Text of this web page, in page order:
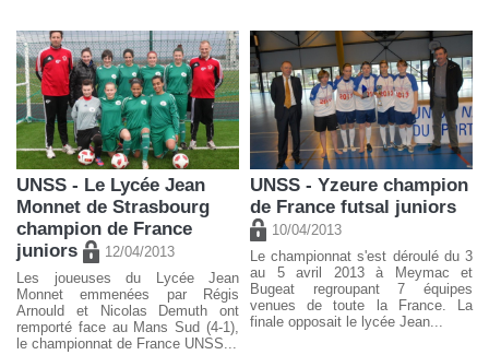
UNSS - Le Lycée Jean
Monnet de Strasbourg
champion de France
juniors
12/04/2013
Les joueuses du Lycée Jean
Monnet emmenées par Régis
Arnould et Nicolas Demuth ont
remporté face au Mans Sud (4-1),
le championnat de France UNSS...
UNSS - Yzeure champion
de France futsal juniors
10/04/2013
Le championnat s'est déroulé du 3
au 5 avril 2013 à Meymac et
Bugeat regroupant 7 équipes
venues de toute la France. La
finale opposait le lycée Jean...